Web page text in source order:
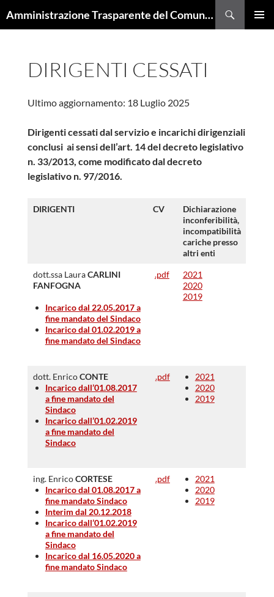
Amministrazione Trasparente del Comune di Trieste
DIRIGENTI CESSATI
Ultimo aggiornamento: 18 Luglio 2025
Dirigenti cessati dal servizio e incarichi dirigenziali
conclusi ai sensi dell’art. 14 del decreto legislativo
n. 33/2013, come modificato dal decreto
legislativo n. 97/2016.
DIRIGENTI CV
Dichiarazione
inconferibilità,
incompatibilità
cariche presso
altri enti
dott.ssa LauraCARLINI
FANFOGNA
Incarico dal 22.05.2017 a
fine mandato del Sindaco
Incarico dal 01.02.2019 a
fine mandato del Sindaco
.pdf
2021
2020
2019
dott. EnricoCONTE
Incarico dall’01.08.2017
a fine mandato del
Sindaco
Incarico dall’01.02.2019
a fine mandato del
Sindaco
.pdf
2021
2020
2019
ing. EnricoCORTESE
Incarico dal 01.08.2017 a
fine mandato Sindaco
Interim dal 20.12.2018
Incarico dall’01.02.2019
a fine mandato del
Sindaco
Incarico dal 16.05.2020 a
fine mandato Sindaco
.pdf
2021
2020
2019